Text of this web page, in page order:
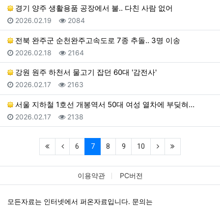
경기 양주 생활용품 공장에서 불.. 다친 사람 없어
등록일
2026.02.19 조회
2084
전북 완주군 순천완주고속도로 7종 추돌.. 3명 이송
등록일
2026.02.18 조회
2164
강원 원주 하천서 물고기 잡던 60대 '감전사'
등록일
2026.02.17 조회
2163
서울 지하철 1호선 개봉역서 50대 여성 열차에 부딪혀…
등록일
2026.02.17 조회
2138
(first)(previous)
6 7(current)
8 9 10 (next)
이용약관 PC버전
모든자료는 인터넷에서 퍼온자료입니다. 문의는